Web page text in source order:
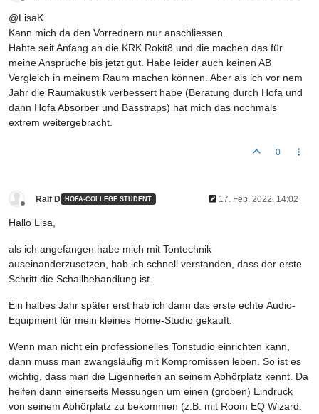
@LisaK
Kann mich da den Vorrednern nur anschliessen.
Habte seit Anfang an die KRK Rokit8 und die machen das für
meine Ansprüche bis jetzt gut. Habe leider auch keinen AB
Vergleich in meinem Raum machen können. Aber als ich vor nem
Jahr die Raumakustik verbessert habe (Beratung durch Hofa und
dann Hofa Absorber und Basstraps) hat mich das nochmals
extrem weitergebracht.
0
Ralf D HOFA-COLLEGE STUDENT 17. Feb. 2022, 14:02
Hallo Lisa,
als ich angefangen habe mich mit Tontechnik
auseinanderzusetzen, hab ich schnell verstanden, dass der erste
Schritt die Schallbehandlung ist.
Ein halbes Jahr später erst hab ich dann das erste echte Audio-
Equipment für mein kleines Home-Studio gekauft.
Wenn man nicht ein professionelles Tonstudio einrichten kann,
dann muss man zwangsläufig mit Kompromissen leben. So ist es
wichtig, dass man die Eigenheiten an seinem Abhörplatz kennt. Da
helfen dann einerseits Messungen um einen (groben) Eindruck
von seinem Abhörplatz zu bekommen (z.B. mit Room EQ Wizard: